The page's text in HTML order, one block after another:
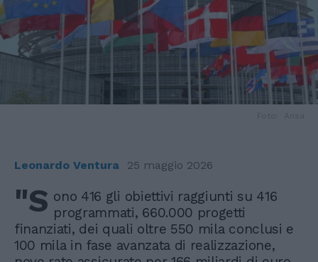
Leonardo Ventura 25 maggio 2026
"S ono 416 gli obiettivi raggiunti su 416
programmati, 660.000 progetti
finanziati, dei quali oltre 550 mila conclusi e
100 mila in fase avanzata di realizzazione,